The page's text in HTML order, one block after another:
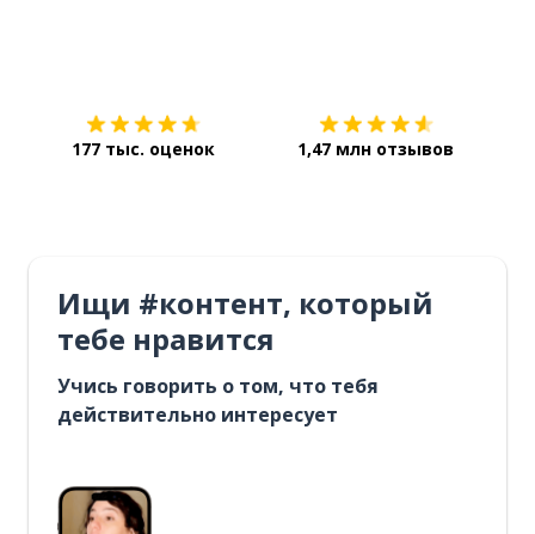
177 тыс. оценок 1,47 млн отзывов
Ищи #контент, который
тебе нравится
Учись говорить о том, что тебя
действительно интересует